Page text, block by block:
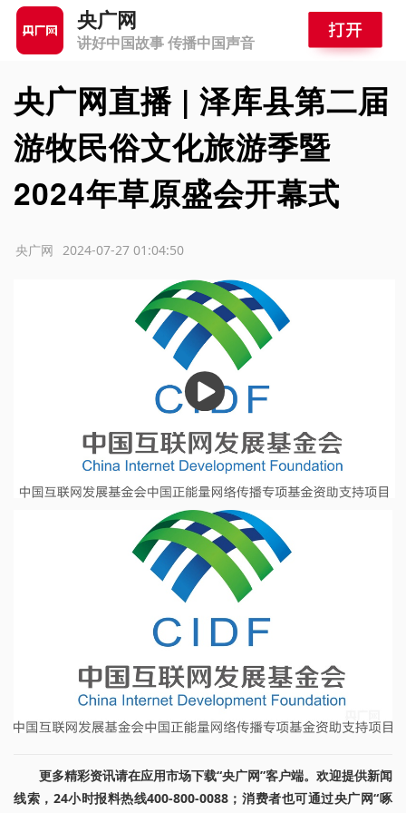
央广网
讲好中国故事 传播中国声音
央广网直播 | 泽库县第二届
游牧民俗文化旅游季暨
2024年草原盛会开幕式
2024-07-27 01:04:50
央广网
播
放
更多精彩资讯请在应用市场下载“央广网”客户端。欢迎提供新闻
线索，24小时报料热线400-800-0088；消费者也可通过央广网“啄